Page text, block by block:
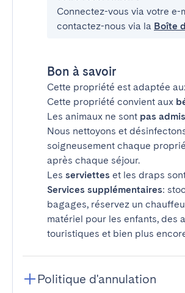
Connectez-vous via votre e-
contactez-nous via la Boîte
Bon à savoir
Cette propriété est adaptée
Cette propriété convient aux
Les animaux ne sont pas admis
Nous nettoyons et
soigneusement chaque
après chaque séjour.
Les serviettes et les draps
Services supplémentaires:
bagages, réservez un
matériel pour les enfants, des
touristiques et bien plus
Politique d'annulation